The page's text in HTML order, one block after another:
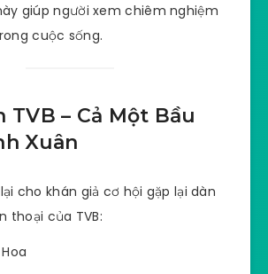
giúp người xem chiêm nghiệm
cuộc sống.
TVB – Cả Một Bầu
Xuân
cho khán giả cơ hội gặp lại dàn
thoại của TVB: